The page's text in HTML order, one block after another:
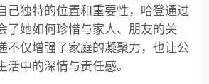
己独特的位置和重要性，哈登通过
了她如何珍惜与家人、朋友的关
不仅增强了家庭的凝聚力，也让公
活中的深情与责任感。